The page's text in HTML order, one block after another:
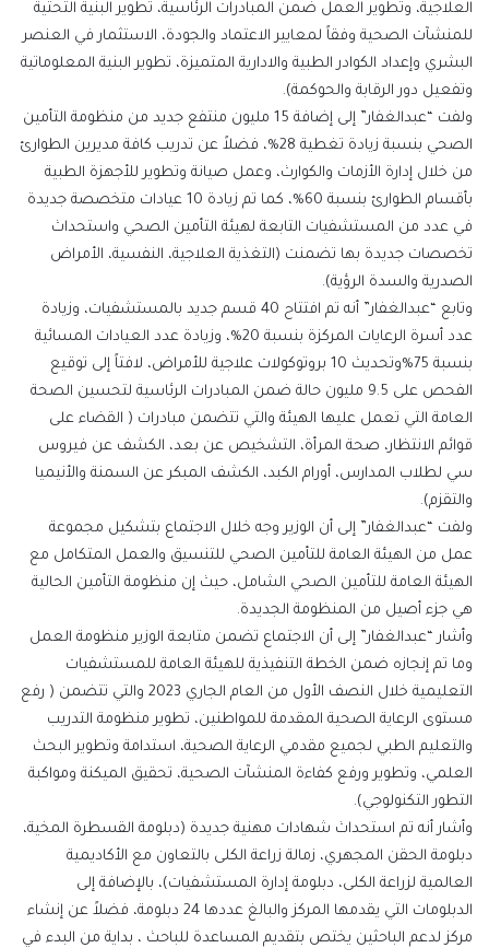
العلاجية، وتطوير العمل ضمن المبادرات الرئاسية، تطوير البنية التحتية
للمنشآت الصحية وفقاً لمعايير الاعتماد والجودة، الاستثمار في العنصر
البشري وإعداد الكوادر الطبية والادارية المتميزة، تطوير البنية المعلوماتية
وتفعيل دور الرقابة والحوكمة).
ولفت “عبدالغفار” إلى إضافة 15 مليون منتفع جديد من منظومة التأمين
الصحي بنسبة زيادة تغطية 28%، فضلاً عن تدريب كافة مديرين الطوارئ
من خلال إدارة الأزمات والكوارث، وعمل صيانة وتطوير للأجهزة الطبية
بأقسام الطوارئ بنسبة 60%، كما تم زيادة 10 عيادات متخصصة جديدة
في عدد من المستشفيات التابعة لهيئة التأمين الصحي واستحداث
تخصصات جديدة بها تضمنت (التغذية العلاجية، النفسية، الأمراض
الصدرية والسدة الرؤية).
وتابع “عبدالغفار” أنه تم افتتاح 40 قسم جديد بالمستشفيات، وزيادة
عدد أسرة الرعايات المركزة بنسبة 20%، وزيادة عدد العيادات المسائية
بنسبة 75%وتحديث 10 بروتوكولات علاجية للأمراض، لافتاً إلى توقيع
الفحص على 9.5 مليون حالة ضمن المبادرات الرئاسية لتحسين الصحة
العامة التي تعمل عليها الهيئة والتي تتضمن مبادرات ( القضاء على
قوائم الانتظار، صحة المرأة، التشخيص عن بعد، الكشف عن فيروس
سي لطلاب المدارس، أورام الكبد، الكشف المبكر عن السمنة والأنيميا
والتقزم).
ولفت “عبدالغفار” إلى أن الوزير وجه خلال الاجتماع بتشكيل مجموعة
عمل من الهيئة العامة للتأمين الصحي للتنسيق والعمل المتكامل مع
الهيئة العامة للتأمين الصحي الشامل، حيث إن منظومة التأمين الحالية
هي جزء أصيل من المنظومة الجديدة.
وأشار “عبدالغفار” إلى أن الاجتماع تضمن متابعة الوزير منظومة العمل
وما تم إنجازه ضمن الخطة التنفيذية للهيئة العامة للمستشفيات
التعليمية خلال النصف الأول من العام الجاري 2023 والتي تتضمن ( رفع
مستوى الرعاية الصحية المقدمة للمواطنين، تطوير منظومة التدريب
والتعليم الطبي لجميع مقدمي الرعاية الصحية، استدامة وتطوير البحث
العلمي، وتطوير ورفع كفاءة المنشآت الصحية، تحقيق الميكنة ومواكبة
التطور التكنولوجي).
وأشار أنه تم استحداث شهادات مهنية جديدة (دبلومة القسطرة المخية،
دبلومة الحقن المجهري، زمالة زراعة الكلى بالتعاون مع الأكاديمية
العالمية لزراعة الكلى، دبلومة إدارة المستشفيات)، بالإضافة إلى
الدبلومات التي يقدمها المركز والبالغ عددها 24 دبلومة، فضلاً عن إنشاء
مركز لدعم الباحثين يختص بتقديم المساعدة للباحث ، بداية من البدء في